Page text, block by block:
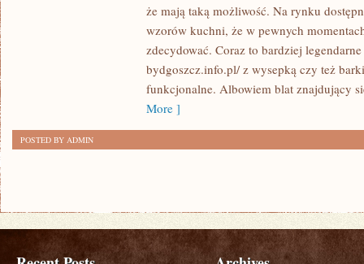
że mają taką możliwość. Na rynku
wzorów kuchni, że w pewnych
zdecydować. Coraz to bardziej
bydgoszcz.info.pl/ z wysepką czy też
funkcjonalne. Albowiem blat znajdujący
More ]
POSTED BY ADMIN